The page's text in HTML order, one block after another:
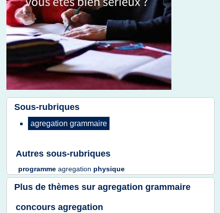
Sous-rubriques
agregation grammaire
Autres sous-rubriques
programme agregation physique
Plus de thèmes sur agregation grammaire
concours agregation